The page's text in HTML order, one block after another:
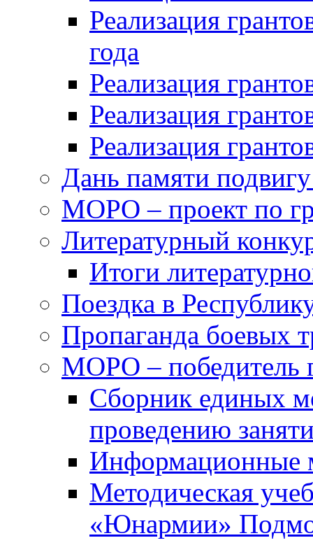
Реализация
года
Реализация
Реализация
Реализация
Дань памяти
МОРО – проект по
Литературный
Итоги
Поездка в
Пропаганда боевых
МОРО – победитель
Сборник единых
проведению
Информационные
Методическая
«Юнармии»